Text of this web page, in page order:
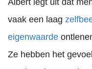
Albert legt uit dat
vaak een laag
eigenwaarde
Ze hebben het